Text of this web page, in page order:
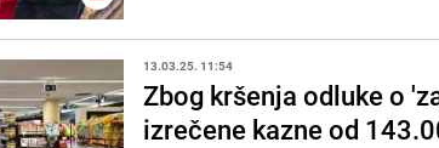
13.03.25. 11:54
Zbog kršenja odluke o
izrečene kazne od